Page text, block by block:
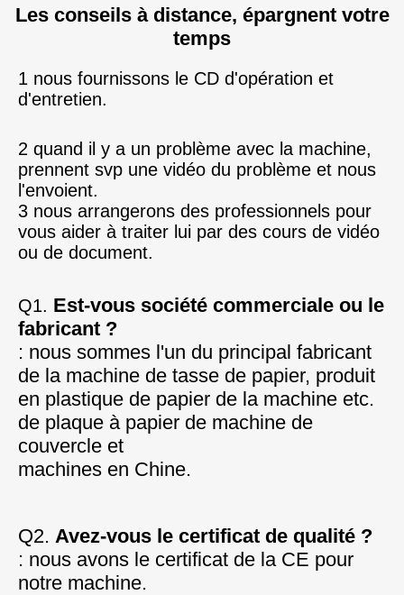
Les conseils à distance, épargnent votre
temps
1 nous fournissons le CD d'opération et
d'entretien.
prennent svp une vidéo du problème et nous
l'envoient.
3 nous arrangerons des professionnels pour
vous aider à traiter lui par des cours de vidéo
ou de document.
Q1. Est-vous société commerciale ou le
fabricant ?
: nous sommes l'un du principal fabricant
de la machine de tasse de papier, produit
en plastique de papier de la machine etc.
de plaque à papier de machine de
couvercle et
machines en Chine.
Q2. Avez-vous le certificat de qualité ?
: nous avons le certificat de la CE pour
notre machine.